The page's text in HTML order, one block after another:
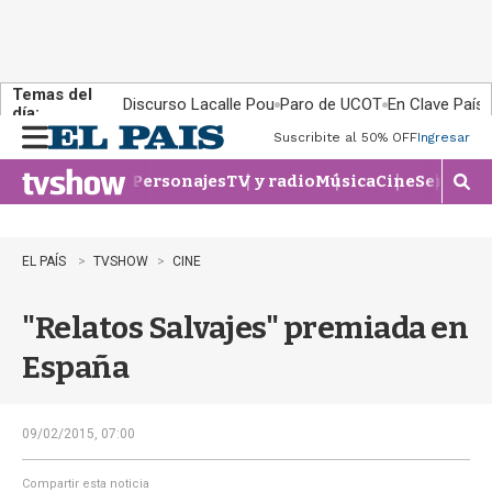
Temas del
día:
Discurso Lacalle Pou Paro de UCOT En Clave País
n
u
Suscribite al 50% OFFIngresar
PersonajesTV y radioMúsicaCineSeries
M
o
r
b
e
EL PAÍS TVSHOW CINE
"Relatos Salvajes" premiada en
España
09/02/2015, 07:00
Compartir esta noticia